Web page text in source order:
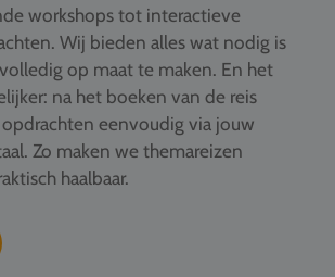
workshops tot interactieve
Wij bieden alles wat nodig is
op maat te maken. En het
na het boeken van de reis
eenvoudig via jouw
Zo maken we themareizen
haalbaar.